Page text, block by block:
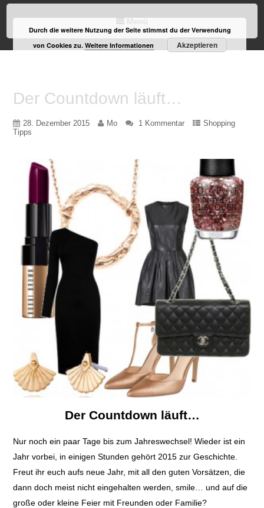
Menü
Der Countdown läuft…
28. Dezember 2015 Mo 1 Kommentar
Shopping
Tipps
Der Countdown läuft…
Nur noch ein paar Tage bis zum Jahreswechsel! Wieder ist ein
Jahr vorbei, in einigen Stunden gehört 2015 zur Geschichte.
Freut ihr euch aufs neue Jahr, mit all den guten Vorsätzen, die
dann doch meist nicht eingehalten werden, smile… und auf die
große oder kleine Feier mit Freunden oder Familie?
Durch die weitere Nutzung der Seite stimmst du der Verwendung
von Cookies zu.Weitere Informationen Akzeptieren